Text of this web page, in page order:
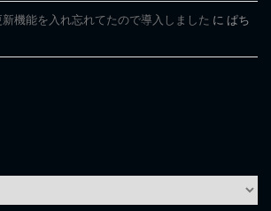
機能を入れ忘れてたので導入しました に ぱち